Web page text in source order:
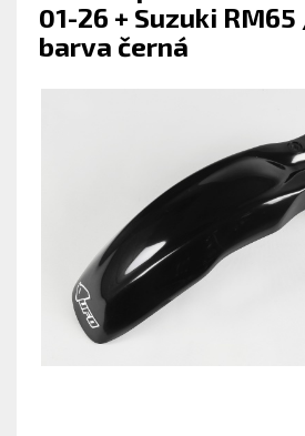
01-26 + Suzuki
barva černá